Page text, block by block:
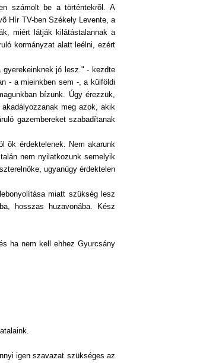
számolt be a történtekrõl. A
Hír TV-ben Székely Levente, a
miért látják kilátástalannak a
kormányzat alatt leélni, ezért
gyerekeinknek jó lesz." - kezdte
- a mieinkben sem -, a külföldi
bízunk. Úgy érezzük,
meg azok, akik
gazembereket szabadítanak
õk érdektelenek. Nem akarunk
nem nyilatkozunk semelyik
ugyanúgy érdektelen
miatt szükség lesz
hosszas huzavonába. Kész
ha nem kell ehhez Gyurcsány
igen szavazat szükséges az